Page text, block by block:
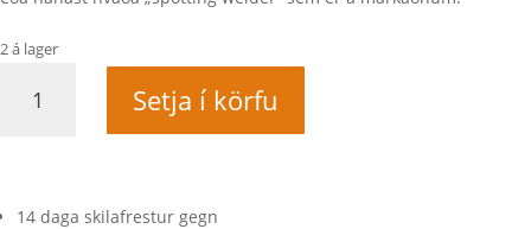
2 á lager
Setja í körfu
14 daga skilafrestur gegn